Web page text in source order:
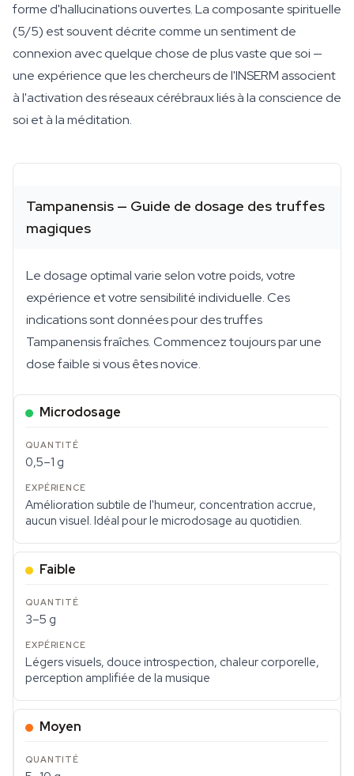
forme d'hallucinations ouvertes. La composante spirituelle
(5/5) est souvent décrite comme un sentiment de
connexion avec quelque chose de plus vaste que soi —
une expérience que les chercheurs de l'INSERM associent
à l'activation des réseaux cérébraux liés à la conscience de
soi et à la méditation.
Tampanensis — Guide de dosage des truffes
magiques
Le dosage optimal varie selon votre poids, votre
expérience et votre sensibilité individuelle. Ces
indications sont données pour des truffes
Tampanensis fraîches. Commencez toujours par une
dose faible si vous êtes novice.
Microdosage
0,5–1 g
Amélioration subtile de l'humeur, concentration accrue,
aucun visuel. Idéal pour le microdosage au quotidien.
Faible
3–5 g
Légers visuels, douce introspection, chaleur corporelle,
perception amplifiée de la musique
Moyen